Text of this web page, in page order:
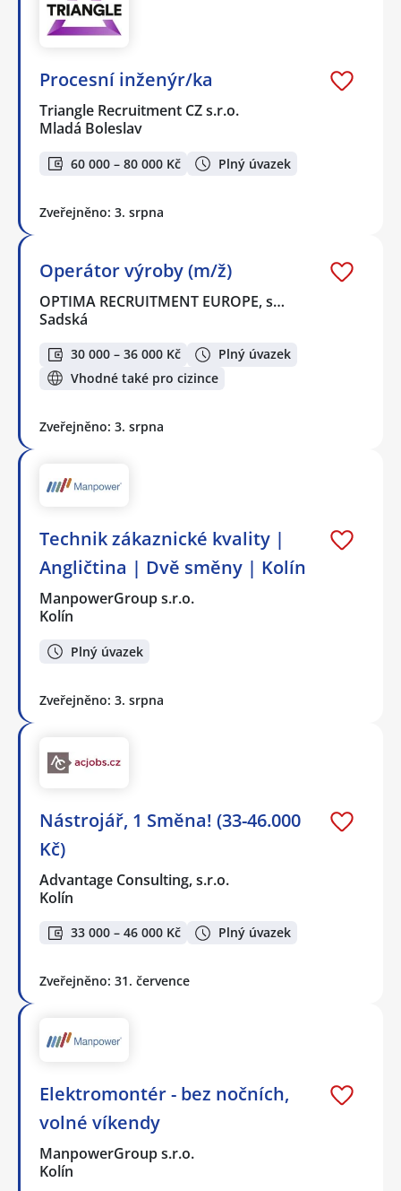
Procesní inženýr/ka
Triangle Recruitment CZ s.r.o.
Mladá Boleslav
60 000 – 80 000 Kč Plný úvazek
Zveřejněno: 3. srpna
Operátor výroby (m/ž)
OPTIMA RECRUITMENT EUROPE, s…
Sadská
30 000 – 36 000 Kč
Plný úvazek
Vhodné také pro cizince
Zveřejněno: 3. srpna
Technik zákaznické kvality |
Angličtina | Dvě směny | Kolín
ManpowerGroup s.r.o.
Kolín
Plný úvazek
Zveřejněno: 3. srpna
Nástrojář, 1 Směna! (33-46.000
Kč)
Advantage Consulting, s.r.o.
Kolín
33 000 – 46 000 Kč Plný úvazek
Zveřejněno: 31. července
Elektromontér - bez nočních,
volné víkendy
ManpowerGroup s.r.o.
Kolín